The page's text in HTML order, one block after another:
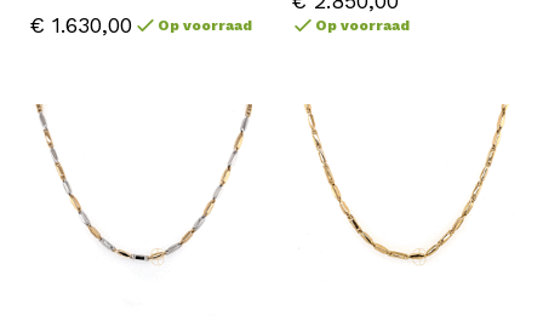
€ 1.630,00 Op voorraad Op voorraad